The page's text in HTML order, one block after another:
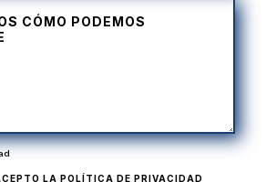
LAPOLÍTICA DE PRIVACIDAD